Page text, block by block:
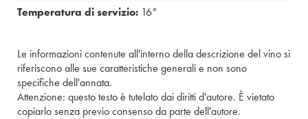
Temperatura di servizio: 16°
Le informazioni contenute all'interno della descrizione del vino si
riferiscono alle sue caratteristiche generali e non sono
specifiche dell'annata.
Attenzione: questo testo è tutelato dai diritti d'autore. È vietato
copiarlo senza previo consenso da parte dell'autore.